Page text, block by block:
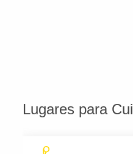
Lugares para